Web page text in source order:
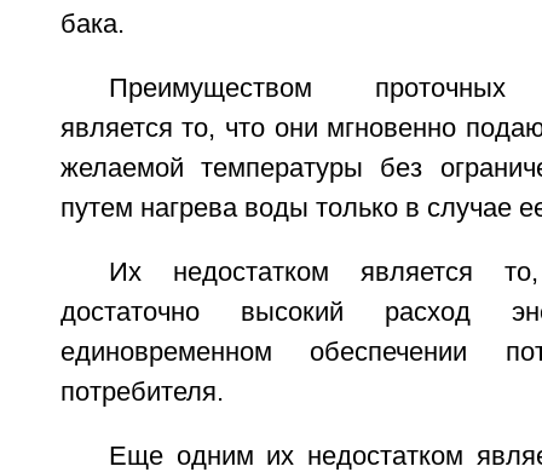
бака.
Преимуществом проточных
является то, что они мгновенно
желаемой температуры без
путем нагрева воды только в случае
Их недостатком является
достаточно высокий расход
единовременном обеспечении
потребителя.
Еще одним их недостатком